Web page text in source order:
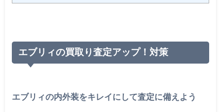
エブリィの買取り査定アップ！対策
エブリィの内外装をキレイにして査定に備えよう